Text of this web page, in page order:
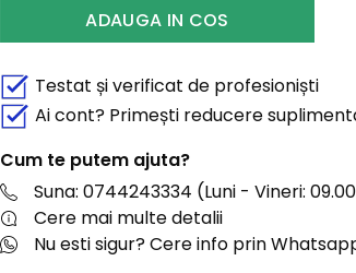
ADAUGA IN COS
Testat și verificat de profesioniști
Ai cont? Primești reducere
Cum te putem ajuta?
Suna: 0744243334 (Luni - Vineri:
Cere mai multe detalii
Nu esti sigur? Cere info prin